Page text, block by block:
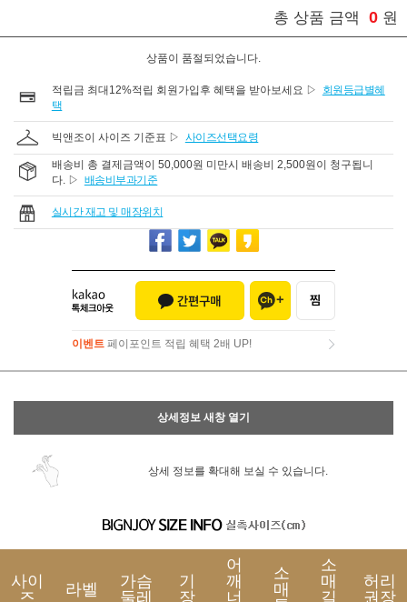
총 상품 금액 0 원
상품이 품절되었습니다.
적립금 최대12%적립 회원가입후 혜택을 받아보세요 ▷
회원등급별혜
택
빅앤조이 사이즈 기준표 ▷ 사이즈선택요령
배송비 총 결제금액이 50,000원 미만시 배송비 2,500원이 청구됩니
다. ▷ 배송비부과기준
실시간 재고 및 매장위치
이벤트 페이포인트 적립 혜택 2배 UP!
이벤트페이포인트 적립 혜택 2배 UP!
상세정보 새창 열기
상세 정보를 확대해 보실 수 있습니다.
사이
즈
라벨
가슴
둘레
기
장
어
깨
너
소
매
소
매
길
허리
권장